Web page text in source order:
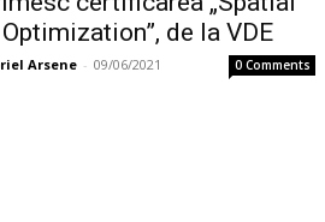
de la VDE
Arsene - 09/06/2021 0 Comments